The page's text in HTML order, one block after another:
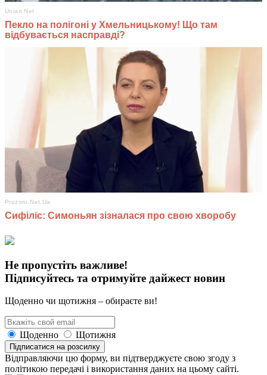
Не пропустіть важливе!
Підписуйтесь та отримуйте дайжест новин
Щоденно чи щотижня – обираєте ви!
Щоденно Щотижня
Підписатися на розсилку
Відправляючи цю форму, ви підтверджуєте свою згоду з
політикою передачі і використання даних на цьому сайті.